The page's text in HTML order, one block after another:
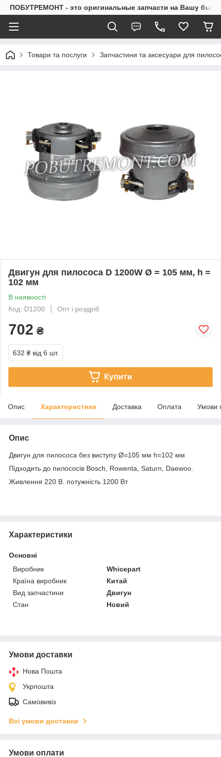
ПОБУТРЕМОНТ - это оригинальные запчасти на Вашу
Товари та послуги Запчастини та аксесуари для
Двигун для пилососа D 1200W Ø = 105 мм, h =
102 мм
В наявності
Код: D1200
Опт і роздріб
702 ₴
632 ₴ від 6 шт.
Купити
Опис Характеристики Доставка Оплата Умови
Опис
Двигун для пилососа без виступу Ø=105 мм h=102 мм
Підходить до пилососів Bosch, Rowenta, Saturn, Daewoo.
Живлення 220 В. потужність 1200 Вт
Характеристики
Основні
Виробник
Whicepart
Країна виробник
Китай
Вид запчастини
Двигун
Стан
Новий
Умови доставки
Нова Пошта
Укрпошта
Самовивіз
Всі умови доставки
Умови оплати